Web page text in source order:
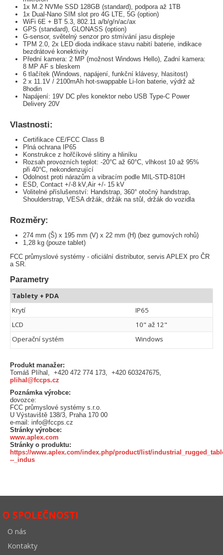
1x M.2 NVMe SSD 128GB (standard), podpora až 1TB
1x Dual-Nano SIM slot pro 4G LTE, 5G (option)
WiFi 6E + BT 5.3, 802.11 a/b/g/n/ac/ax
GPS (standard), GLONASS (option)
G-sensor, světelný senzor pro stmívání jasu displeje
TPM 2.0, 2x LED dioda indikace stavu nabití baterie, indikace
bezdrátové konektivity
Přední kamera: 2 MP (možnost Windows Hello), Zadní kamera:
8 MP AF s bleskem
6 tlačítek (Windows, napájení, funkční klávesy, hlasitost)
2 x 11.1V / 2100mAh hot-swappable Li-Ion baterie, výdrž až
8hodin
Napájení: 19V DC přes konektor nebo USB Type-C Power
Delivery 20V
Vlastnosti:
Certifikace CE/FCC Class B
Plná ochrana IP65
Konstrukce z hořčíkové slitiny a hliníku
Rozsah provozních teplot: -20°C až 60°C, vlhkost 10 až 95%
při 40°C, nekondenzující
Odolnost proti nárazům a vibracím podle MIL-STD-810H
ESD, Contact +/-8 kV,Air +/- 15 kV
Volitelné příslušenství: Handstrap, 360° otočný handstrap,
Shoulderstrap, VESA držák, držák na stůl, držák do vozidla
Rozměry:
274 mm (Š) x 195 mm (V) x 22 mm (H) (bez gumových rohů)
1,28 kg (pouze tablet)
FCC průmyslové systémy - oficiální distributor, servis APLEX pro ČR
a SR.
Parametry
Tablety + PDA
Krytí
IP65
LCD
10" až 12"
Operační systém
Windows
Produkt manažer:
Tomáš Plíhal, +420 472 774 173, +420 603247675,
plihal@fccps.cz
Poznámka výrobce:
dovozce:
FCC průmyslové systémy s.r.o.
U Výstaviště 138/3, Praha 170 00
e-mail: info@fccps.cz
Stránky výrobce:
www.aplex.com
Stránky o produktu:
https://www.aplex.com/index.php/product/list/
--_indus
O SPOLEČNOSTI
O nás
Kontakty